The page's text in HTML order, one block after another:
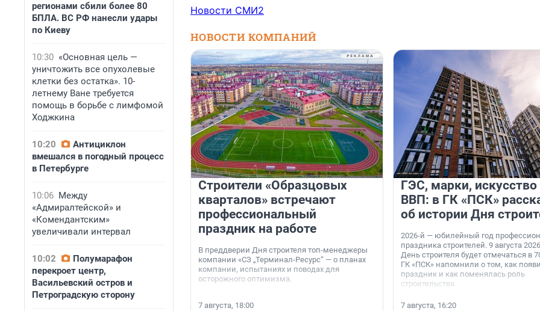
регионами сбили более 80
БПЛА. ВС РФ нанесли удары
по Киеву
10:30 «Основная цель —
уничтожить все опухолевые
клетки без остатка». 10-
летнему Ване требуется
помощь в борьбе с лимфомой
Ходжкина
10:20
Антициклон
вмешался в погодный процесс
в Петербурге
10:06 Между
«Адмиралтейской» и
«Комендантским»
увеличивали интервал
10:02
Полумарафон
перекроет центр,
Васильевский остров и
Петроградскую сторону
Новости СМИ2
НОВОСТИ КОМПАНИЙ
Строители «Образцовых
кварталов» встречают
профессиональный
праздник на работе
В преддверии Дня строителя топ-менеджеры
компании «СЗ „Терминал-Ресурс“ — о планах
компании, испытаниях и поводах для
осторожного оптимизма.
7 августа, 18:00
ГЭС, марки, искусство
ВВП: в ГК «ПСК»
об истории Дня
2026-й — юбилейный год
праздника строителей. 9 августа
День строителя будет отмечаться в
ГК «ПСК» напомнили о том, как
праздник и как поменялась роль
строительства.
7 августа, 16:20